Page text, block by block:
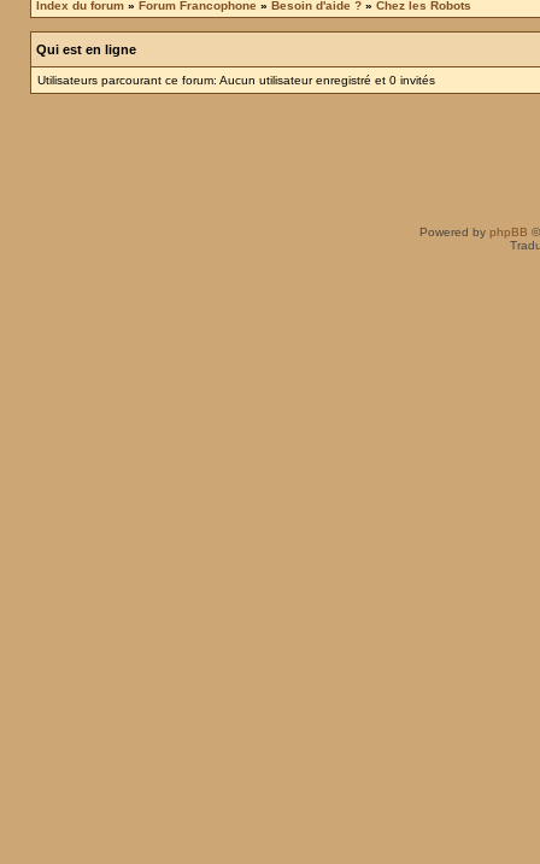
Index du forum » Forum Francophone » Besoin d'aide ? » Chez les Robots
Qui est en ligne
Utilisateurs parcourant ce forum: Aucun utilisateur enregistré et 0 invités
Powered by phpBB